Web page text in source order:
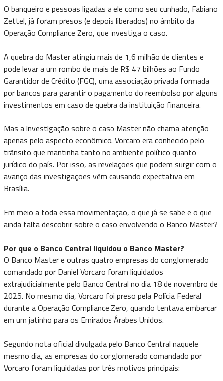
O banqueiro e pessoas ligadas a ele como seu cunhado, Fabiano
Zettel, já foram presos (e depois liberados) no âmbito da
Operação Compliance Zero, que investiga o caso.
A quebra do Master atingiu mais de 1,6 milhão de clientes e
pode levar a um rombo de mais de R$ 47 bilhões ao Fundo
Garantidor de Crédito (FGC), uma associação privada formada
por bancos para garantir o pagamento do reembolso por alguns
investimentos em caso de quebra da instituição financeira.
Mas a investigação sobre o caso Master não chama atenção
apenas pelo aspecto econômico. Vorcaro era conhecido pelo
trânsito que mantinha tanto no ambiente político quanto
jurídico do país. Por isso, as revelações que podem surgir com o
avanço das investigações vêm causando expectativa em
Brasília.
Em meio a toda essa movimentação, o que já se sabe e o que
ainda falta descobrir sobre o caso envolvendo o Banco Master?
Por que o Banco Central liquidou o Banco Master?
O Banco Master e outras quatro empresas do conglomerado
comandado por Daniel Vorcaro foram liquidados
extrajudicialmente pelo Banco Central no dia 18 de novembro de
2025. No mesmo dia, Vorcaro foi preso pela Polícia Federal
durante a Operação Compliance Zero, quando tentava embarcar
em um jatinho para os Emirados Árabes Unidos.
Segundo nota oficial divulgada pelo Banco Central naquele
mesmo dia, as empresas do conglomerado comandado por
Vorcaro foram liquidadas por três motivos principais: